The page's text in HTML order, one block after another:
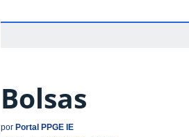
Bolsas
por Portal PPGE IE